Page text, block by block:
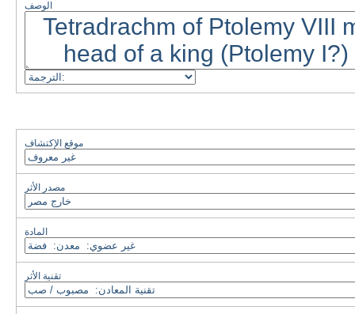
الوصف
موقع الإكتشاف
مصدر الأثر
المادة
تقنية الأثر